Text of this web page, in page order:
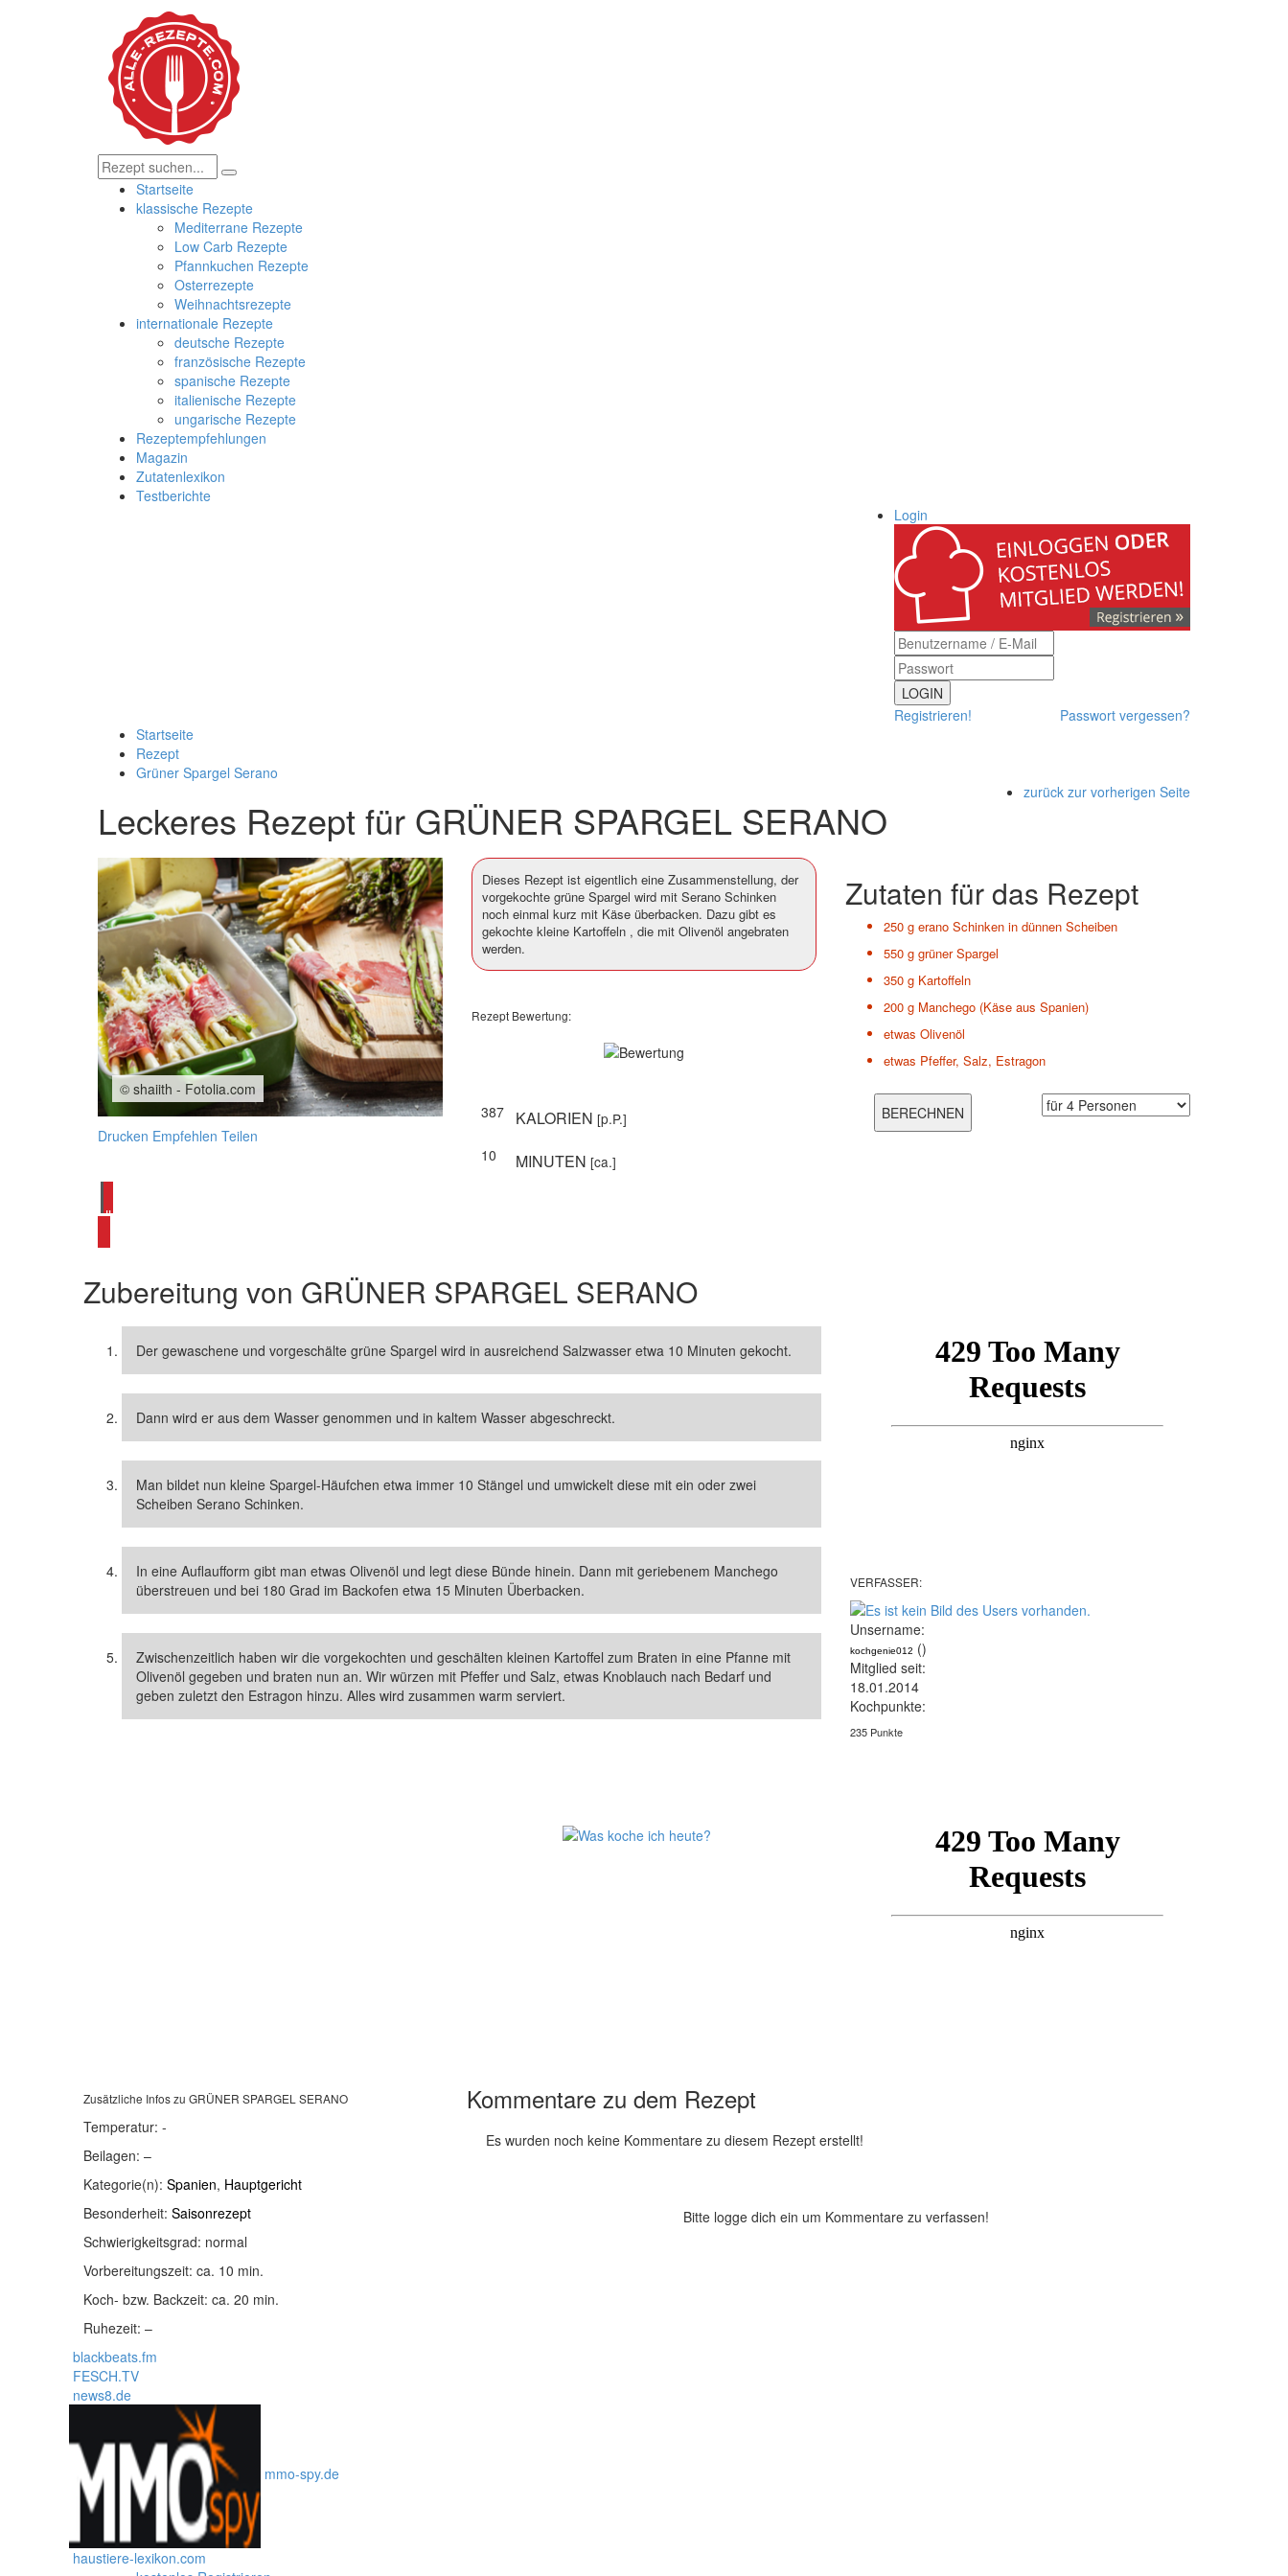
Startseite
klassische Rezepte
Mediterrane Rezepte
Low Carb Rezepte
Pfannkuchen Rezepte
Osterrezepte
Weihnachtsrezepte
internationale Rezepte
deutsche Rezepte
französische Rezepte
spanische Rezepte
italienische Rezepte
ungarische Rezepte
Rezeptempfehlungen
Magazin
Zutatenlexikon
Testberichte
Login
LOGIN
Registrieren!
Passwort vergessen?
Startseite
Rezept
Grüner Spargel Serano
zurück zur vorherigen Seite
Leckeres Rezept für GRÜNER SPARGEL SERANO
© shaiith - Fotolia.com
Drucken Empfehlen Teilen
Dieses Rezept ist eigentlich eine Zusammenstellung, der
vorgekochte grüne Spargel wird mit Serano Schinken
noch einmal kurz mit Käse überbacken. Dazu gibt es
gekochte kleine Kartoffeln , die mit Olivenöl angebraten
werden.
Rezept Bewertung:
387 KALORIEN [p.P.]
10
MINUTEN [ca.]
Zutaten für das Rezept
250 g erano Schinken in dünnen Scheiben
550 g grüner Spargel
350 g Kartoffeln
200 g Manchego (Käse aus Spanien)
etwas Olivenöl
etwas Pfeffer, Salz, Estragon
alle Spargelrezepte ansehen
Zubereitung von GRÜNER SPARGEL SERANO
Der gewaschene und vorgeschälte grüne Spargel wird in ausreichend Salzwasser etwa 10 Minuten gekocht.
Dann wird er aus dem Wasser genommen und in kaltem Wasser abgeschreckt.
Man bildet nun kleine Spargel-Häufchen etwa immer 10 Stängel und umwickelt diese mit ein oder zwei
Scheiben Serano Schinken.
In eine Auflaufform gibt man etwas Olivenöl und legt diese Bünde hinein. Dann mit geriebenem Manchego
überstreuen und bei 180 Grad im Backofen etwa 15 Minuten Überbacken.
Zwischenzeitlich haben wir die vorgekochten und geschälten kleinen Kartoffel zum Braten in eine Pfanne mit
Olivenöl gegeben und braten nun an. Wir würzen mit Pfeffer und Salz, etwas Knoblauch nach Bedarf und
geben zuletzt den Estragon hinzu. Alles wird zusammen warm serviert.
VERFASSER:
Unsername:
kochgenie012 ()
Mitglied seit:
18.01.2014
Kochpunkte:
235 Punkte
Zusätzliche Infos zu GRÜNER SPARGEL SERANO
Temperatur: -
Beilagen: –
Kategorie(n): Spanien, Hauptgericht
Besonderheit: Saisonrezept
Schwierigkeitsgrad: normal
Vorbereitungszeit: ca. 10 min.
Koch- bzw. Backzeit: ca. 20 min.
Ruhezeit: –
Kommentare zu dem Rezept
Es wurden noch keine Kommentare zu diesem Rezept erstellt!
Bitte logge dich ein um Kommentare zu verfassen!
blackbeats.fm
FESCH.TV
news8.de
mmo-spy.de
haustiere-lexikon.com